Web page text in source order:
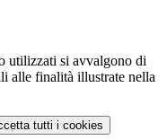
utilizzati si avvalgono di
alle finalità illustrate nella
tutti i cookies